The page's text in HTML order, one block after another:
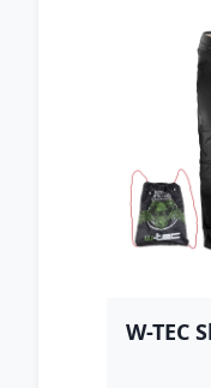
W-TEC